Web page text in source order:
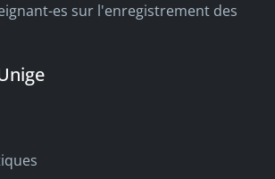
es sur l'enregistrement des